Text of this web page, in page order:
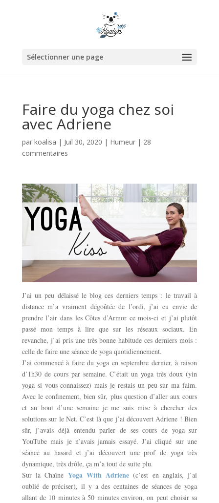
Sélectionner une page
Faire du yoga chez soi
avec Adriene
par koalisa | Juil 30, 2020 | Humeur| 28
commentaires
J’ai un peu délaissé le blog ces derniers temps : le travail à
distance m’a vraiment dégoûtée de l’ordi, j’ai eu envie de
prendre l’air dans les Côtes d’Armor ce mois-ci et j’ai plutôt
passé mon temps à lire que sur les réseaux sociaux. En
revanche, j’ai pris une très bonne habitude ces derniers mois :
celle de faire une séance de yoga quotidiennement.
J’ai commencé à faire du yoga en septembre dernier, à raison
d’1h30 de cours par semaine. C’était un yoga très doux (yin
yoga si vous connaissez) mais je restais un peu sur ma faim.
Avec le confinement, bien sûr, plus question d’aller aux cours
et au bout d’une semaine je me suis mise à chercher des
solutions sur le Net. C’est là que j’ai découvert Adriene ! Bien
sûr, j’avais déjà entendu parler de ses cours de yoga sur
YouTube mais je n’avais jamais essayé. J’ai cliqué sur une
séance au hasard et j’ai découvert une prof de yoga très
dynamique, très drôle, ça m’a tout de suite plu.
Sur la Chaîne Yoga With Adriene (c’est en anglais, j’ai
oublié de préciser), il y a des centaines de séances de yoga
allant de 10 minutes à 50 minutes environ, on peut choisir sa